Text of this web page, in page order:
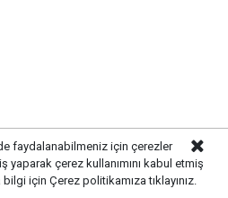
Yetkili ekipler, kent genelinde
kontrollerini artırarak gerekli
faydalanabilmeniz için çerezler
yaparak çerez kullanımını kabul etmiş
bilgi için Çerez politikamıza tıklayınız.